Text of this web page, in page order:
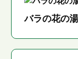
バラの花の